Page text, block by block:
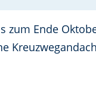
zum Ende